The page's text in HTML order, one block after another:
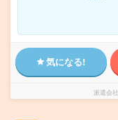
気になる!
派遣会社